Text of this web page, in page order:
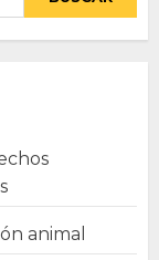
animal